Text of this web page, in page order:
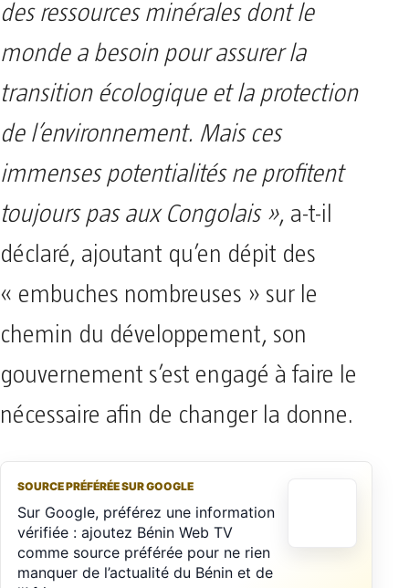
des ressources minérales dont le
monde a besoin pour assurer la
transition écologique et la protection
de l’environnement. Mais ces
immenses potentialités ne profitent
toujours pas aux Congolais », a-t-il
déclaré, ajoutant qu’en dépit des
« embuches nombreuses » sur le
chemin du développement, son
gouvernement s’est engagé à faire le
nécessaire afin de changer la donne.
SOURCE PRÉFÉRÉE SUR GOOGLE
Sur Google, préférez une information
vérifiée : ajoutez Bénin Web TV
comme source préférée pour ne rien
manquer de l’actualité du Bénin et de